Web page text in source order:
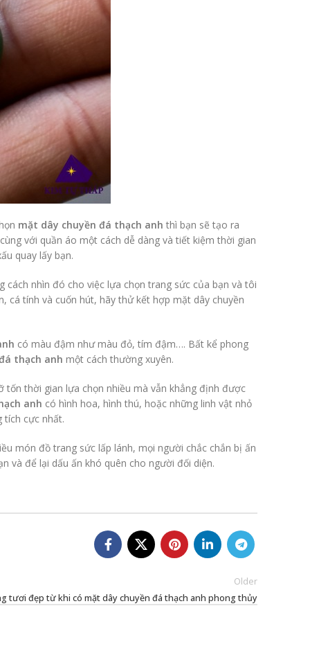
mặt dây chuyền đá thạch anh thì bạn sẽ tạo ra
với quần áo một cách dễ dàng và tiết kiệm thời gian
quay lấy bạn.
nhìn đó cho việc lựa chọn trang sức của bạn và tôi
cá tính và cuốn hút, hãy thử kết hợp mặt dây chuyền
có màu đậm như màu đỏ, tím đậm…. Bất kể phong
thạch anh một cách thường xuyên.
thời gian lựa chọn nhiều mà vẫn khẳng định được
anh có hình hoa, hình thú, hoặc những linh vật nhỏ
tích cực nhất.
món đồ trang sức lấp lánh, mọi người chắc chắn bị ấn
và để lại dấu ấn khó quên cho người đối diện.
Older
tươi đẹp từ khi có mặt dây chuyền đá thạch anh phong thủy